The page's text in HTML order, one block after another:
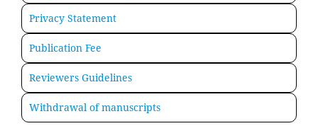
Privacy Statement
Publication Fee
Reviewers Guidelines
Withdrawal of manuscripts